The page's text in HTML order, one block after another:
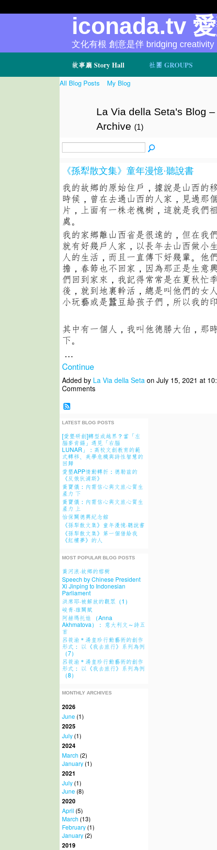
故事廳 Story Hall 社團 GROUPS
iconada.tv
文化有根 創意是伴 bridging creativity
All Blog Posts My Blog
La Via della Seta's Blog
Archive (1)
《孫犁散文集》童年漫憶·聽說書
我的故鄉的原始住戶，據說是山西的
時候，曾在去過山西的人家，見過那
片，上面有一株老槐樹，這就是我們
處。
我的家鄉離山西省是很遠的，但在我
就有好幾戶人家，以長年去山西做小
人的生活，而且一直傳下好幾輩。他
擔，春節也不回家，因為那正是生意
們回到家來，我記得常常是在夏秋忙
後，就到地裏幹活，總是叫他們的女
小玩藝或是蠶豆給孩子們，所以我的
其中有一個人，我叫他德勝大伯，那
下。
…
Continue
Added by La Via della Setaon July 15, 2021 at
Comments
LATEST BLOG POSTS
[愛墾研創]轉型或越界？當「左
腦麥肯錫」遇見「右腦
LUNAR」：高校文創教育的範
式轉移、美學危機與詩性智慧的
回歸
愛墾APP情動轉折：德勒兹的
《反俄狄浦斯》
黃寶儀：內需信心與文旅心質生
產力 下
黃寶儀：內需信心與文旅心質生
產力 上
怡保關德興紀念館
《孫犁散文集》童年漫憶·聽說書
《孫犁散文集》第一個借給我
《紅樓夢》的人
MOST POPULAR BLOG POSTS
黃河浪·故鄉的榕樹
Speech by Chinese President
Xi Jinping to Indonesian
Parliament
洪席耶·被解放的觀眾（1）
峻青·雄關賦
阿赫瑪托娃 （Anna
Akhmatova）： 意大利文～詩五
首
呂筱渝＊湯皇珍行動藝術的創作
形式： 以《我去旅行》系列為例
（7）
呂筱渝＊湯皇珍行動藝術的創作
形式： 以《我去旅行》系列為例
（8）
MONTHLY ARCHIVES
2026
June(1)
2025
July(1)
2024
March (2)
January(1)
2021
July(1)
June(8)
2020
April (5)
March (13)
February(1)
January(2)
2019